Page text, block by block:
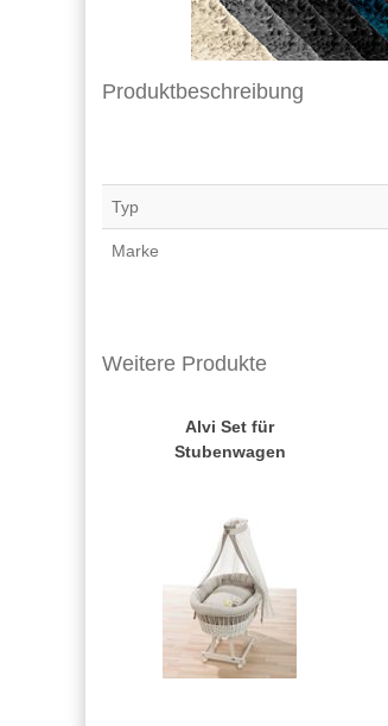
Produktbeschreibung
Typ
Marke
Weitere Produkte
Alvi Set für
Stubenwagen